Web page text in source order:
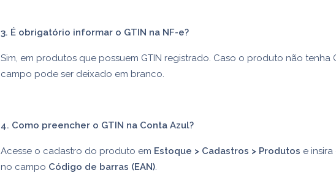
3. É obrigatório informar o GTIN na NF-e?
Sim, em produtos que possuem GTIN registrado. Caso o produto não tenha
campo pode ser deixado em branco.
4. Como preencher o GTIN na Conta Azul?
Acesse o cadastro do produto em Estoque > Cadastros > Produtos e
no campo Código de barras (EAN)